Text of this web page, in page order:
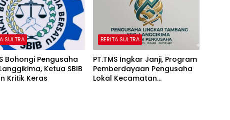
SULTRA
Bohongi Pengusaha
Ketua SBIB
Kritik Keras
BERITA SULTRA
PT.TMS Ingkar Janji, Program
Pemberdayaan Pengusaha
Lokal Kecamatan